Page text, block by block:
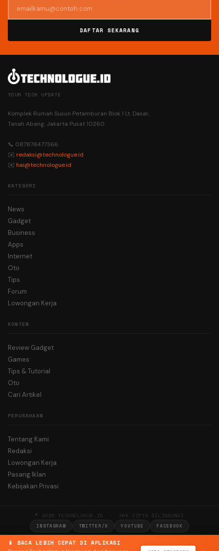
📱 BACA LEBIH CEPAT DI APLIKASI
DAFTAR SEKARANG
YOUR TECH UPDATE
Komplek Rumah Susun Petamburan Blok 1 Lt. Dasar,
Tanah Abang, Jakarta Pusat 10260
📞 087878477366
✉️ redaksi@technologue.id
✉️ hai@technologue.id
KATEGORI
News
Gadget
Business
Apps
Internet
Oto
Tips
Forum
Lowongan Kerja
KONTEN
Review Gadget
Games
Tips & Tutorial
Oto
Cari Artikel
PERUSAHAAN
Tentang Kami
Redaksi
Lowongan Kerja
Pasang Iklan
Kebijakan Privasi
© 2026 TECHNOLOGUE.ID · HAK CIPTA DILINDUNGI
INSTAGRAM TWITTER/X YOUTUBE FACEBOOK